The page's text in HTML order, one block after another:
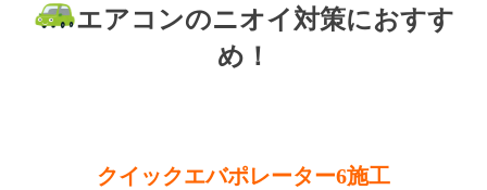
エアコンのニオイ対策におすす
め！
クイックエバポレーター6施工